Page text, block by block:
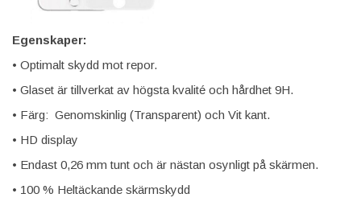
Egenskaper:
• Optimalt skydd mot repor.
• Glaset är tillverkat av högsta kvalité och hårdhet 9H.
• Färg: Genomskinlig (Transparent) och Vit kant.
• HD display
• Endast 0,26 mm tunt och är nästan osynligt på skärmen.
• 100 % Heltäckande skärmskydd